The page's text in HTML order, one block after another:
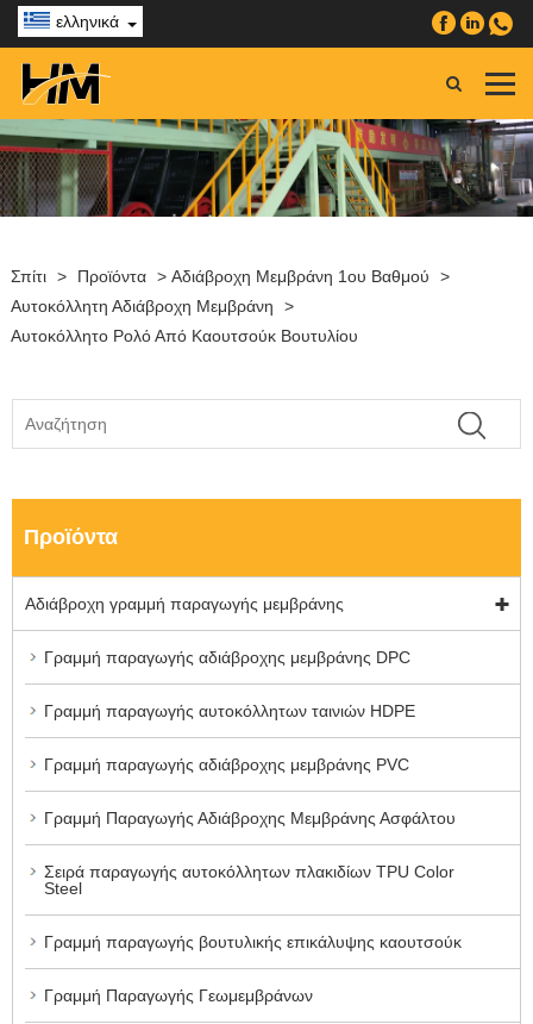
ελληνικά
Σπίτι > Προϊόντα > Αδιάβροχη Μεμβράνη 1ου Βαθμού
>
Αυτοκόλλητη Αδιάβροχη Μεμβράνη
>
Αυτοκόλλητο Ρολό Από Καουτσούκ Βουτυλίου
Προϊόντα
Αδιάβροχη γραμμή παραγωγής μεμβράνης
Γραμμή παραγωγής αδιάβροχης μεμβράνης DPC
Γραμμή παραγωγής αυτοκόλλητων ταινιών HDPE
Γραμμή παραγωγής αδιάβροχης μεμβράνης PVC
Γραμμή Παραγωγής Αδιάβροχης Μεμβράνης Ασφάλτου
Σειρά παραγωγής αυτοκόλλητων πλακιδίων TPU Color
Steel
Γραμμή παραγωγής βουτυλικής επικάλυψης καουτσούκ
Γραμμή Παραγωγής Γεωμεμβράνων